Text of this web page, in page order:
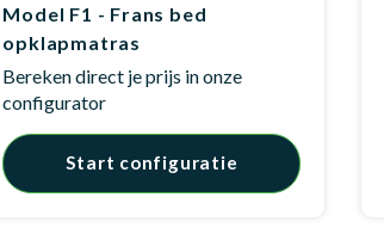
Model F1 - Frans bed
opklapmatras
Bereken direct je prijs in onze
configurator
Start configuratie